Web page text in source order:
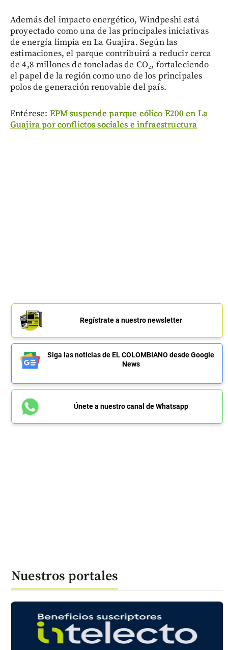
Además del impacto energético, Windpeshi está
proyectado como una de las principales iniciativas
de energía limpia en La Guajira. Según las
estimaciones, el parque contribuirá a reducir cerca
de 4,8 millones de toneladas de CO₂, fortaleciendo
el papel de la región como uno de los principales
polos de generación renovable del país.
Entérese:EPM suspende parque eólico E200 en La
Guajira por conflictos sociales e infraestructura
Regístrate a nuestro newsletter
Siga las noticias de EL COLOMBIANO desde Google
News
Únete a nuestro canal de Whatsapp
Nuestros portales